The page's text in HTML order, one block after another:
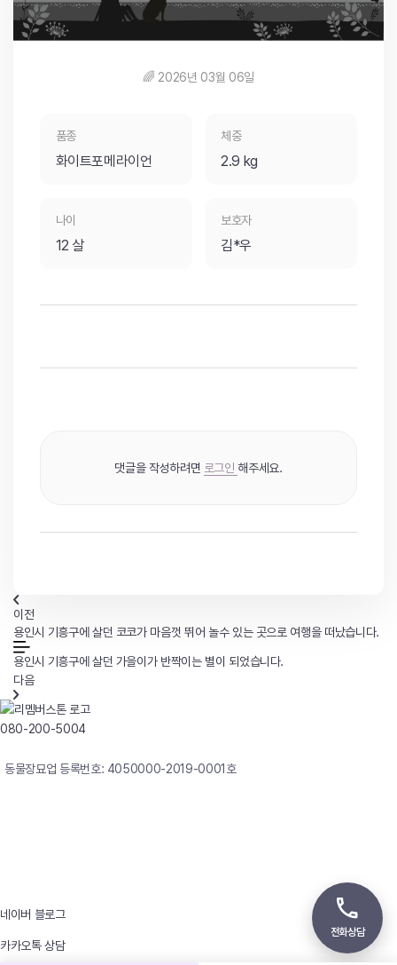
🌈 2026년 03월 06일
품종
화이트포메라이언
체중
2.9 kg
나이
12 살
보호자
김*우
댓글을 작성하려면 로그인 해주세요.
이전
용인시 기흥구에 살던 코코가 마음껏 뛰어 놀수 있는 곳으로 여행을 떠났습니다.
용인시 기흥구에 살던 가을이가 반짝이는 별이 되었습니다.
다음
080-200-5004
동물장묘업 등록번호: 4050000-2019-0001호
네이버 블로그
카카오톡 상담
전화상담